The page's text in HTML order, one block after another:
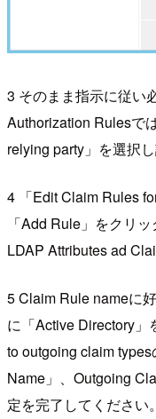
3 そのまま指示に従い
Authorization Rulesで
relying party」を選択
4 「Edit Claim Rules
「Add Rule」をクリ
LDAP Attributes ad
5 Claim Rule nameに
に「Active Directory」
to outgoing claim
Name」、Outgoing
定を完了してください。